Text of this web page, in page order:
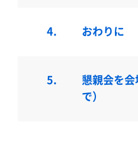
4. おわりに
5.
懇親会を
で）